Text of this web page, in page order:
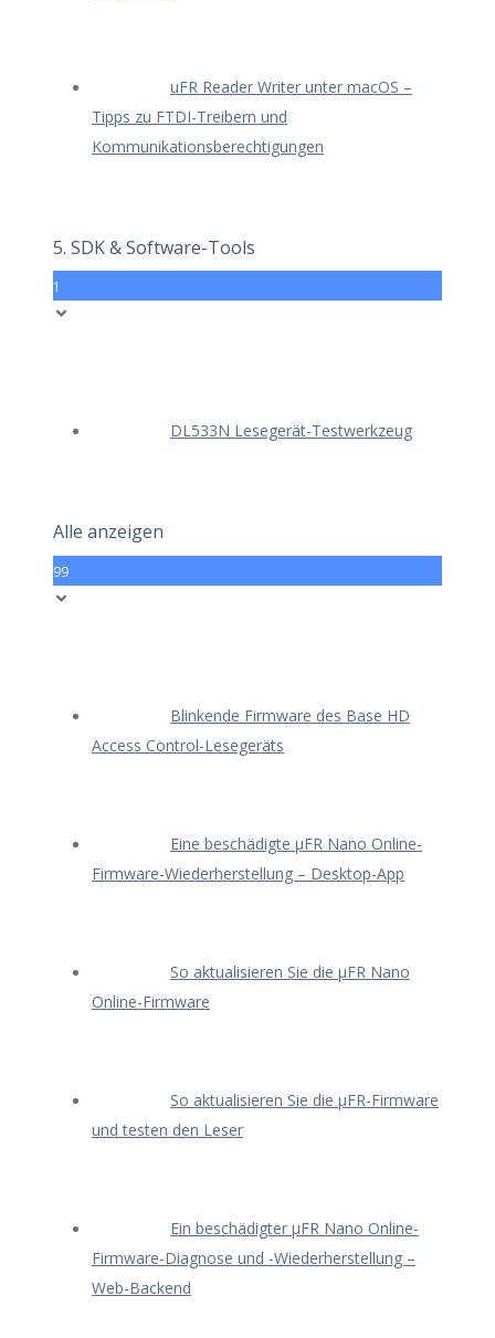
uFR Reader Writer unter macOS –
Tipps zu FTDI-Treibern und
Kommunikationsberechtigungen
5. SDK & Software-Tools
1
DL533N Lesegerät-Testwerkzeug
Alle anzeigen
99
Blinkende Firmware des Base HD
Access Control-Lesegeräts
Eine beschädigte μFR Nano Online-
Firmware-Wiederherstellung – Desktop-App
So aktualisieren Sie die μFR Nano
Online-Firmware
So aktualisieren Sie die μFR-Firmware
und testen den Leser
Ein beschädigter μFR Nano Online-
Firmware-Diagnose und -Wiederherstellung –
Web-Backend